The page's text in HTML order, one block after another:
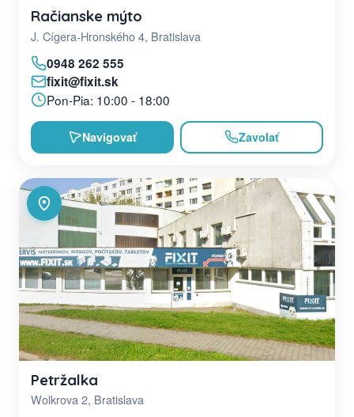
Račianske mýto
J. Cígera-Hronského 4, Bratislava
0948 262 555
fixit@fixit.sk
Pon-Pia: 10:00 - 18:00
Navigovať Zavolať
Petržalka
Wolkrova 2, Bratislava